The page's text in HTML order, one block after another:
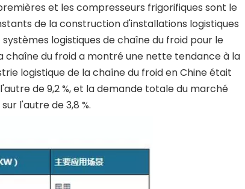
et les compresseurs frigorifiques sont le
de la construction d'installations logistiques
logistiques de chaîne du froid pour le
chaîne du froid a montré une nette tendance à la
logistique de la chaîne du froid en Chine était
de 9,2 %, et la demande totale du marché
l'autre de 3,8 %.